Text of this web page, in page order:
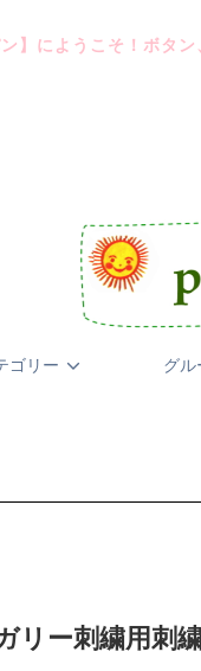
】にようこそ！ボタ
ゴリー グル
リー刺繍用刺